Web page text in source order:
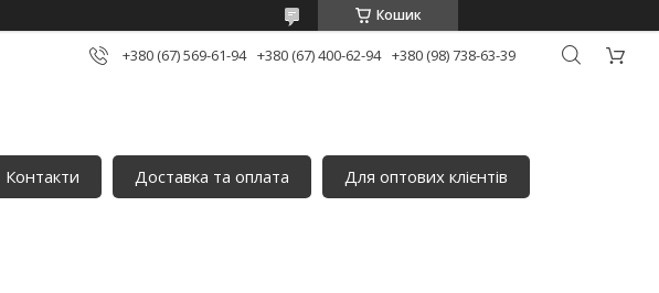
Кошик
+380 (67) 569-61-94 +380 (67) 400-62-94 +380 (98) 738-63-39
Контакти Доставка та оплата Для оптових клієнтів